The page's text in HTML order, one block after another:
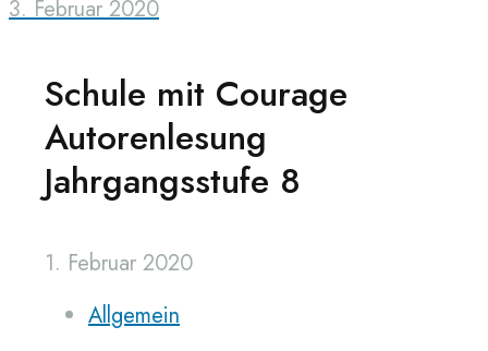
3. Februar 2020
Schule mit Courage
Autorenlesung
Jahrgangsstufe 8
1. Februar 2020
Allgemein